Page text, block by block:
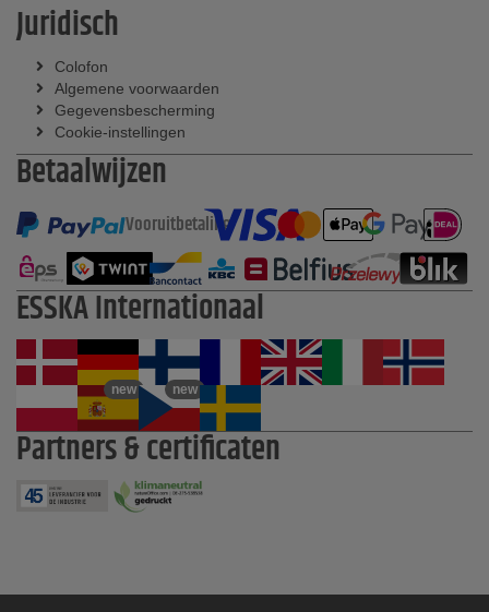
Juridisch
Colofon
Algemene voorwaarden
Gegevensbescherming
Cookie-instellingen
Betaalwijzen
Vooruitbetaling
ESSKA Internationaal
new new
Partners & certificaten